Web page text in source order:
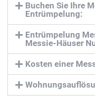
Buchen Sie Ihre
Entrümpelung:
Entrümpelung
Messie-Häuser
Kosten einer